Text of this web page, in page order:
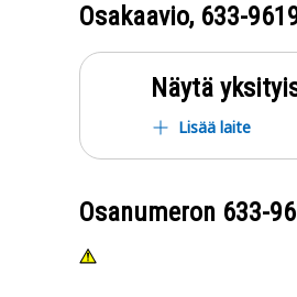
Osakaavio, 633-
Näytä
Lisää laite
Osanumeron 633-